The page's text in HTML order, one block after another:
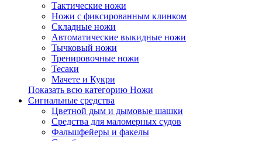
Тактические ножи
Ножи с фиксированным клинком
Складные ножи
Автоматические выкидные ножи
Тычковый ножи
Тренировочные ножи
Тесаки
Мачете и Кукри
Показать всю категорию Ножи
Сигнальные средства
Цветной дым и дымовые шашки
Средства для маломерных судов
Фальшфейеры и факелы